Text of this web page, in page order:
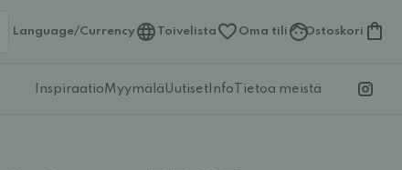
Language/Currency Toivelista Oma tili Ostoskori
InspiraatioMyymälä Uutiset Info Tietoa meistä